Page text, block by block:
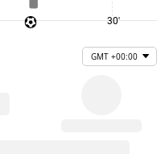
30'
GMT +00:00